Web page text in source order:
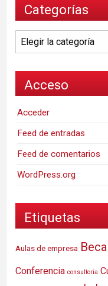
Categorías
Categorías
Acceso
Acceder
Feed de entradas
Feed de comentarios
WordPress.org
Etiquetas
Aulas de empresa Beca
Conferencia consultoria